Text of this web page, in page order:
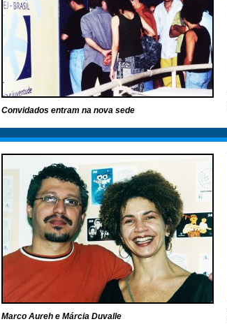
Convidados entram na nova sede
Marco Aureh e Márcia Duvalle